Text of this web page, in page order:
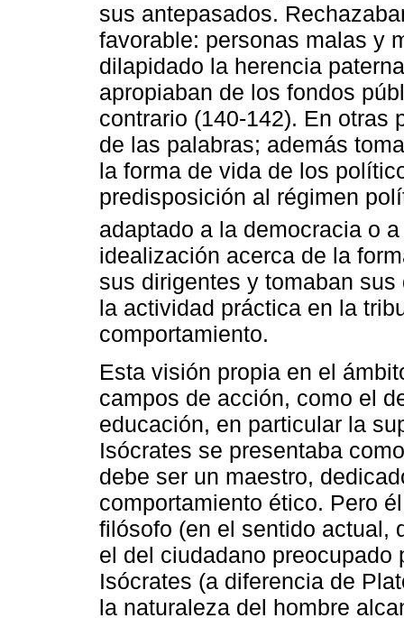
sus antepasados.
favorable: personas malas y
dilapidado la herencia
apropiaban de los fondos
contrario (140-142). En otras
de las palabras; además
la forma de vida de los
predisposición al régimen
adaptado a la democracia o
idealización acerca de la
sus dirigentes y tomaban
la actividad práctica en la
comportamiento.
Esta visión propia en el
campos de acción, como el
educación, en particular la
Isócrates se presentaba
debe ser un maestro,
comportamiento ético. Pero
filósofo (en el sentido actual,
el del ciudadano preocupado
Isócrates (a diferencia de
la naturaleza del hombre